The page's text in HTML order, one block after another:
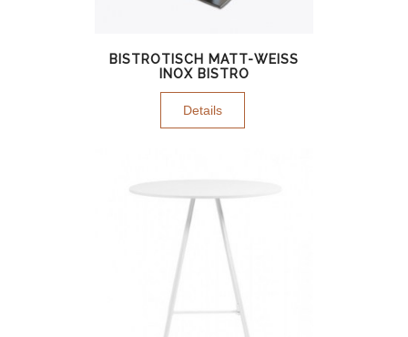
BISTROTISCH MATT-WEISS I
NOX BISTRO
Details